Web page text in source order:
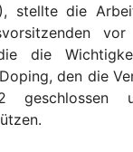
stellte die
die
den die
geschlossen